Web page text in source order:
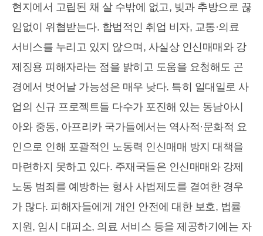
현지에서 고립된 채 살 수밖에 없고, 빚과 추방으로 끊
임없이 위협받는다. 합법적인 취업 비자, 교통·의료
서비스를 누리고 있지 않으며, 사실상 인신매매와 강
제징용 피해자라는 점을 밝히고 도움을 요청해도 곤
경에서 벗어날 가능성은 매우 낮다. 특히 일대일로 사
업의 신규 프로젝트들 다수가 포진해 있는 동남아시
아와 중동, 아프리카 국가들에서는 역사적·문화적 요
인으로 인해 포괄적인 노동력 인신매매 방지 대책을
마련하지 못하고 있다. 주재국들은 인신매매와 강제
노동 범죄를 예방하는 형사 사법제도를 결여한 경우
가 많다. 피해자들에게 개인 안전에 대한 보호, 법률
지원, 임시 대피소, 의료 서비스 등을 제공하기에는 자